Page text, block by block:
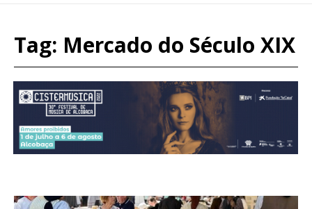
Tag: Mercado do Século XIX